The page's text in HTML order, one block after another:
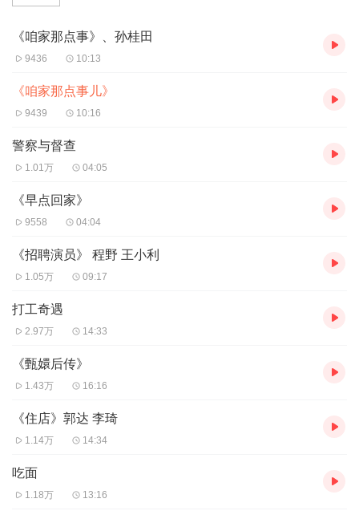
《咱家那点事》、孙桂田
9436 10:13
《咱家那点事儿》
9439 10:16
警察与督查
1.01万 04:05
《早点回家》
9558 04:04
《招聘演员》 程野 王小利
1.05万 09:17
打工奇遇
2.97万 14:33
《甄嬛后传》
1.43万 16:16
《住店》郭达 李琦
1.14万 14:34
吃面
1.18万 13:16